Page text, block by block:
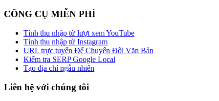
CÔNG CỤ MIỄN PHÍ
Tính thu nhập từ lượt xem YouTube
Tính thu nhập từ Instagram
URL trực tuyến Để Chuyển Đổi Văn Bản
Kiểm tra SERP Google Local
Tạo địa chỉ ngẫu nhiên
Liên hệ với chúng tôi